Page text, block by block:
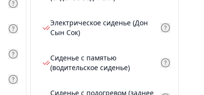
Электрическое сиденье (Дон
Сын Сок)
Сиденье с памятью
(водительское сиденье)
Сиденье с подогревом (заднее